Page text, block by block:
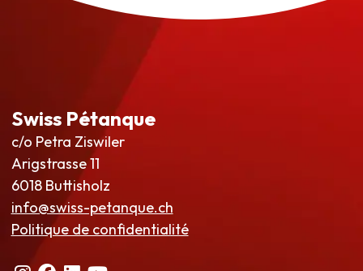
Swiss Pétanque
c/o Petra Ziswiler
Arigstrasse 11
6018 Buttisholz
info@swiss-petanque.ch
Politique de confidentialité